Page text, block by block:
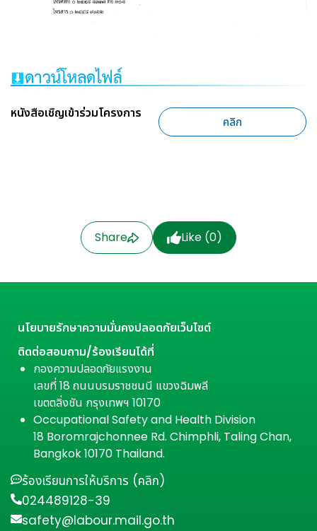
หนังสือเชิญเข้าร่วมโครงการ
คลิก
Share Like (0)
นโยบายรักษาความมั่นคงปลอดภัยเว็บไซต์
ติดต่อสอบถาม/ร้องเรียนได้ที่
กองความปลอดภัยแรงงาน
เลขที่ 18 ถนนบรมราชชนนี แขวงฉิมพลี
เขตตลิ่งชัน กรุงเทพฯ 10170
Occupational Safety and Health Division
18 Boromrajchonnee Rd. Chimphli, Taling Chan,
Bangkok 10170 Thailand.
ร้องเรียนการให้บริการ (คลิก)
024489128-39
safety@labour.mail.go.th